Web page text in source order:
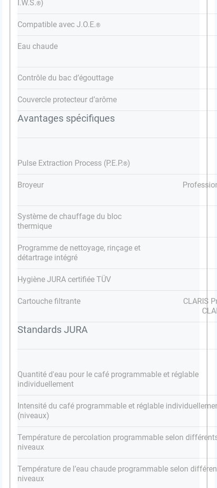
Avantages spécifiques
I.W.S.®)
Compatible avec J.O.E.®
Eau chaude
Contrôle du bac d’égouttage
Couvercle protecteur d’arôme
Standards JURA
Pulse Extraction Process (P.E.P.®)
Broyeur
Système de chauffage du bloc
thermique
Programme de nettoyage, rinçage et
détartrage intégré
Hygiène JURA certifiée TÜV
Cartouche filtrante
CLARIS
Quantité d'eau pour le café programmable et réglable
individuellement
Intensité du café programmable et réglable
(niveaux)
Température de percolation programmable selon
niveaux
Température de l’eau chaude programmable selon
niveaux